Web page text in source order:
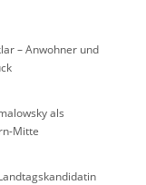
– Anwohner und
als
Mitte